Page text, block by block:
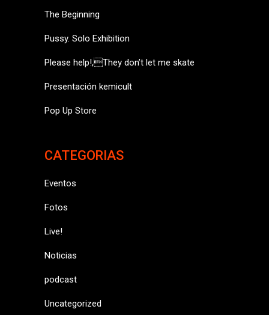
The Beginning
Pussy. Solo Exhibition
Please help!,They don’t let me skate
Presentación kemicult
Pop Up Store
CATEGORIAS
Eventos
Fotos
Live!
Noticias
podcast
Uncategorized